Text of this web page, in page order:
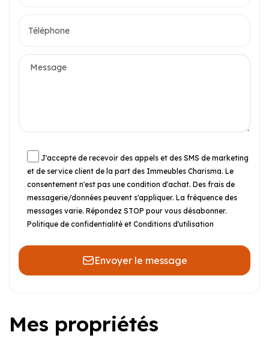
J'accepte de recevoir des appels et des SMS de marketing
et de service client de la part des Immeubles Charisma. Le
consentement n'est pas une condition d'achat. Des frais de
messagerie/données peuvent s'appliquer. La fréquence des
messages varie. Répondez STOP pour vous désabonner.
Politique de confidentialité et Conditions d'utilisation
Envoyer le message
Mes propriétés